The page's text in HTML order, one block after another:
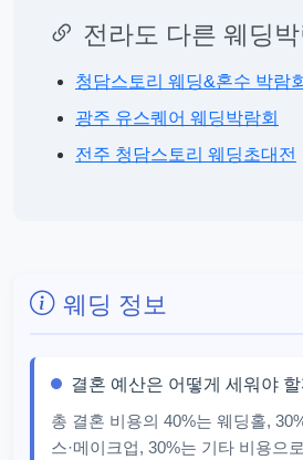
전라도 다른 웨딩
청담스토리 웨딩&혼수 박람회
광주 유스퀘어 웨딩박람회
전주 청담스토리 웨딩초대전
웨딩 정보
결혼 예산은 어떻게 세워야
총 결혼 비용의 40%는 웨딩홀,
스·메이크업, 30%는 기타 비용으